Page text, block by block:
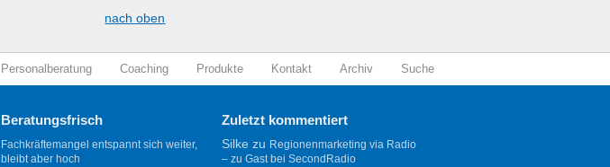
nach oben
Personalberatung Coaching Produkte Kontakt Archiv Suche
Beratungsfrisch
Fachkräftemangel entspannt sich weiter,
bleibt aber hoch
Zuletzt kommentiert
Silkezu Regionenmarketing via Radio
– zu Gast bei SecondRadio